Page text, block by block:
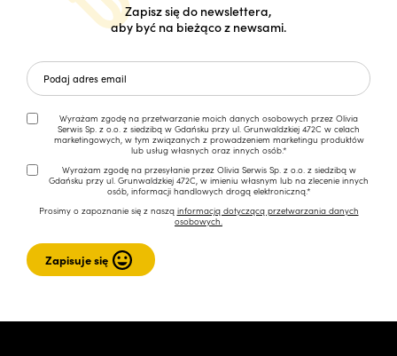
Zapisz się do newslettera,
aby być na bieżąco z newsami.
Wyrażam zgodę na przetwarzanie moich danych osobowych przez Olivia
Serwis Sp. z o.o. z siedzibą w Gdańsku przy ul. Grunwaldzkiej 472C w celach
marketingowych, w tym związanych z prowadzeniem marketingu produktów
lub usług własnych oraz innych osób.*
Wyrażam zgodę na przesyłanie przez Olivia Serwis Sp. z o.o. z siedzibą w
Gdańsku przy ul. Grunwaldzkiej 472C, w imieniu własnym lub na zlecenie innych
osób, informacji handlowych drogą elektroniczną.*
Prosimy o zapoznanie się z naszą informacją dotyczącą przetwarzania danych
osobowych.